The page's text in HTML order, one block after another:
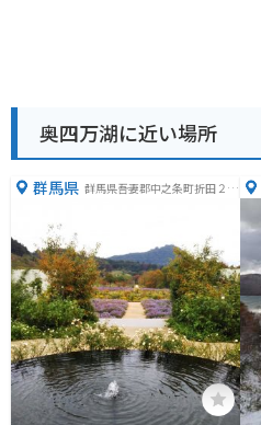
奥四万湖に近い場所
群馬県 群馬県吾妻郡中之条町折田２４